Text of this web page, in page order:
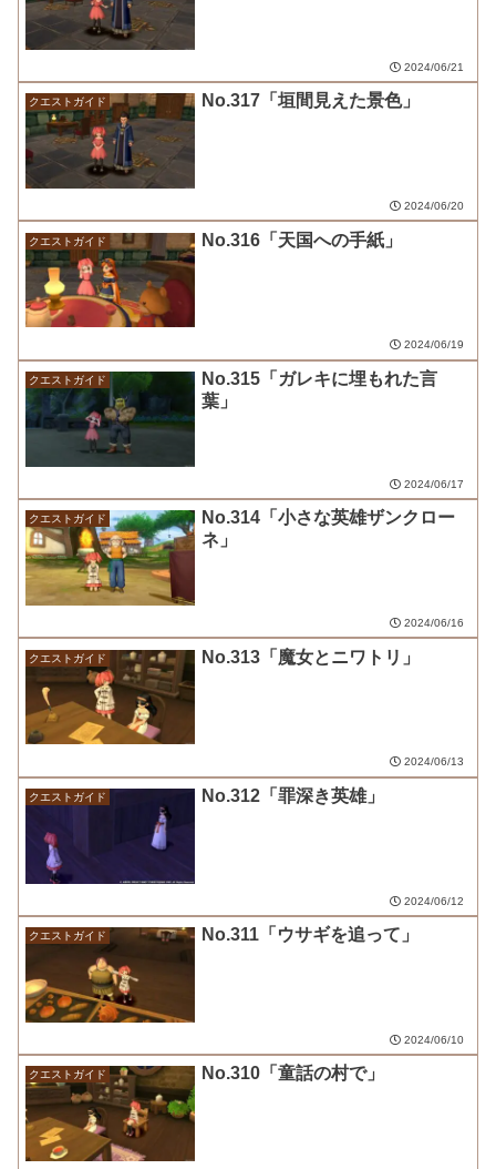
2024/06/21
クエストガイド No.317「垣間見えた景色」
2024/06/20
クエストガイド No.316「天国への手紙」
2024/06/19
クエストガイド
No.315「ガレキに埋もれた言
葉」
2024/06/17
クエストガイド
No.314「小さな英雄ザンクロー
ネ」
2024/06/16
クエストガイド No.313「魔女とニワトリ」
2024/06/13
クエストガイド No.312「罪深き英雄」
2024/06/12
クエストガイド No.311「ウサギを追って」
2024/06/10
クエストガイド No.310「童話の村で」